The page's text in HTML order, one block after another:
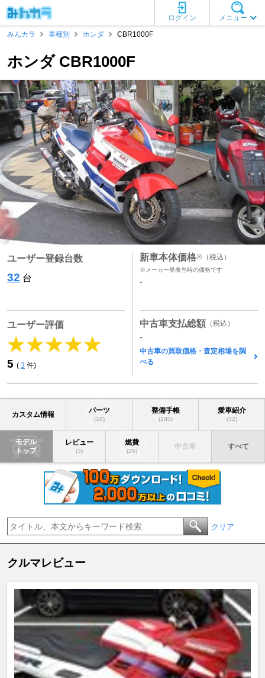
メニュー
ログイン
みんカラ
車種別 ホンダ CBR1000F
ホンダ CBR1000F
ユーザー登録台数
32 台
ユーザー評価
5 ( 3 件)
新車本体価格※ （税込）
※メーカー発表当時の価格です
-
中古車支払総額 （税込）
-
中古車の買取価格・査定相場を調
べる
カスタム情報 パーツ
(18)
整備手帳
(180)
愛車紹介
(32)
モデル
トップ
レビュー
(3)
燃費
(26)
中古車 すべて
クリア
クルマレビュー